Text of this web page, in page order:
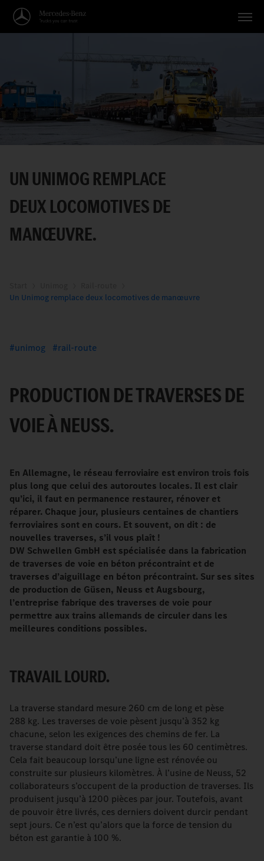
Thèmes
Français
UN UNIMOG REMPLACE
DEUX LOCOMOTIVES DE
MANŒUVRE.
Un Unimog remplace deux locomotives de manœuvre
unimog rail-route
PRODUCTION DE TRAVERSES DE
VOIE À NEUSS.
En Allemagne, le réseau ferroviaire est environ trois fois
plus long que celui des autoroutes locales. Il est clair
qu’ici, il faut en permanence restaurer, rénover et
réparer. Chaque jour, plusieurs centaines de chantiers
ferroviaires sont en cours. Et souvent, on dit : de
nouvelles traverses, s’il vous plaît !
DW Schwellen GmbH est spécialisée dans la fabrication
de traverses de voie en béton précontraint et de
traverses d’aiguillage en béton précontraint. Sur ses sites
de production de Güsen, Neuss et Augsbourg,
l’entreprise fabrique des traverses de voie pour
permettre aux trains allemands de circuler dans les
meilleures conditions possibles.
TRAVAIL LOURD.
La traverse standard mesure 260 cm de long et pèse
288 kg. Les traverses de voie pèsent jusqu’à 352 kg
chacune, selon les exigences des chemins de fer. La
traverse standard doit être posée tous les 60 centimètres.
Cela fait beaucoup lorsqu’une ligne est rénovée ou
construite sur plusieurs kilomètres. À l’usine de Neuss, 52
collaborateurs s’occupent de la production de traverses. Ils
produisent jusqu’à 1200 pièces par jour. Toutefois, avant
de pouvoir être livrés, ces derniers doivent durcir pendant
sept jours. Ce n’est qu’alors que la force de tension du
béton est garantie à 100 %.